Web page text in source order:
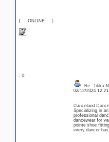
{___ONLINE___}
: 0
Re: Tikka
02/12/2024
Danceland
Specializing in
professional
dancewear for
pointe shoe
every dancer